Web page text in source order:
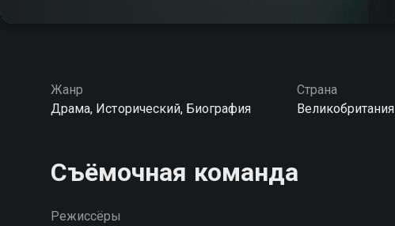
Жанр
Драма, Исторический, Биография
Страна
Великобритания
Съёмочная команда
Режиссёры